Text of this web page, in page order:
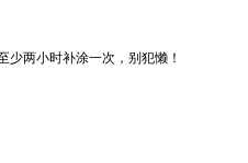
少两小时补涂一次，别犯懒！